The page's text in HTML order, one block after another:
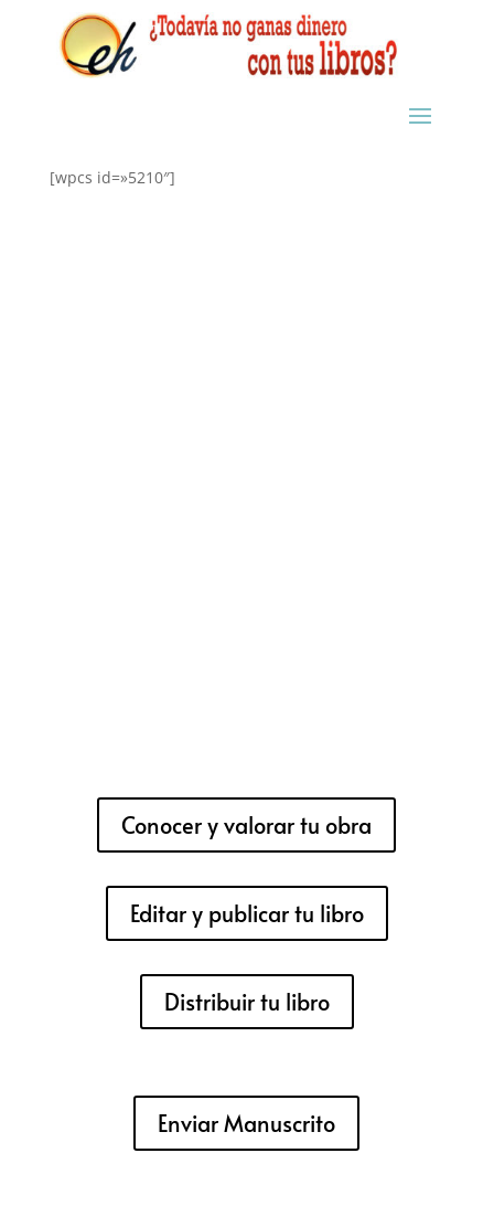
[wpcs id=»5210″]
Conocer y valorar tu obra
Editar y publicar tu libro
Distribuir tu libro
Enviar Manuscrito